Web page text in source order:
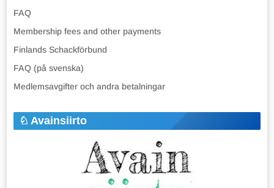
FAQ
Membership fees and other payments
Finlands Schackförbund
FAQ (på svenska)
Medlemsavgifter och andra betalningar
Avainsiirto